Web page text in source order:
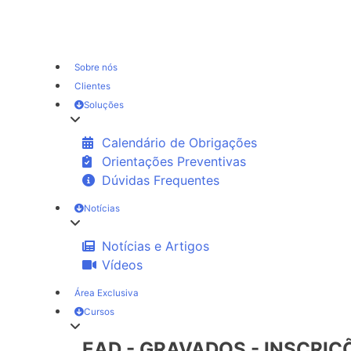
Sobre nós
Clientes
Soluções
Calendário de Obrigações
Orientações Preventivas
Dúvidas Frequentes
Notícias
Notícias e Artigos
Vídeos
Área Exclusiva
Cursos